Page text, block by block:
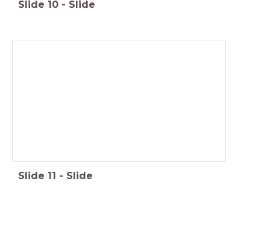
Slide 10 - Slide
Slide 11 - Slide